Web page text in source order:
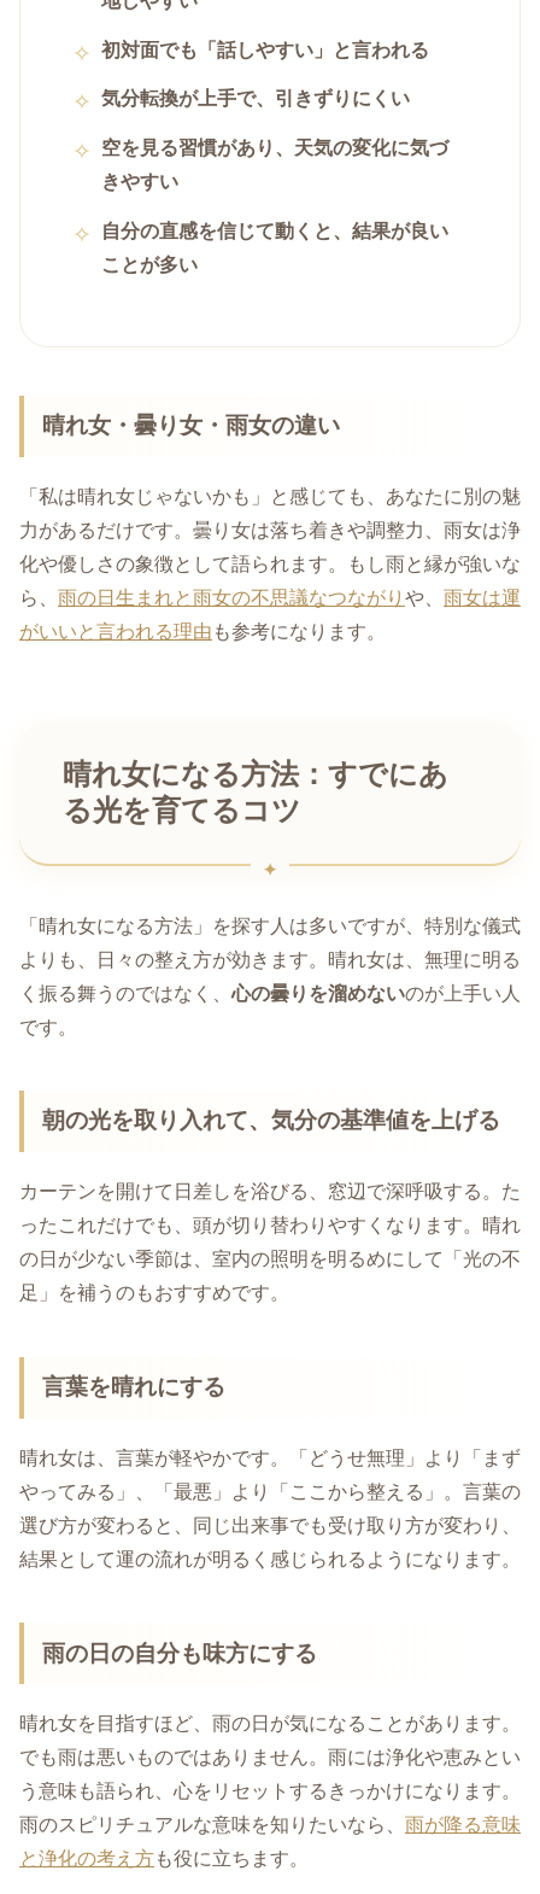
初対面でも「話しやすい」と言われる
気分転換が上手で、引きずりにくい
空を見る習慣があり、天気の変化に気づ
きやすい
自分の直感を信じて動くと、結果が良い
ことが多い
晴れ女・曇り女・雨女の違い
「私は晴れ女じゃないかも」と感じても、あなたに別の魅
力があるだけです。曇り女は落ち着きや調整力、雨女は浄
化や優しさの象徴として語られます。もし雨と縁が強いな
ら、 雨の日生まれと雨女の不思議なつながり や、 雨女は運
がいいと言われる理由 も参考になります。
晴れ女になる方法：すでにあ
る光を育てるコツ
「晴れ女になる方法」を探す人は多いですが、特別な儀式
よりも、日々の整え方が効きます。晴れ女は、無理に明る
く振る舞うのではなく、心の曇りを溜めないのが上手い人
です。
朝の光を取り入れて、気分の基準値を上げる
カーテンを開けて日差しを浴びる、窓辺で深呼吸する。た
ったこれだけでも、頭が切り替わりやすくなります。晴れ
の日が少ない季節は、室内の照明を明るめにして「光の不
足」を補うのもおすすめです。
言葉を晴れにする
晴れ女は、言葉が軽やかです。「どうせ無理」より「まず
やってみる」、「最悪」より「ここから整える」。言葉の
選び方が変わると、同じ出来事でも受け取り方が変わり、
結果として運の流れが明るく感じられるようになります。
雨の日の自分も味方にする
晴れ女を目指すほど、雨の日が気になることがあります。
でも雨は悪いものではありません。雨には浄化や恵みとい
う意味も語られ、心をリセットするきっかけになります。
雨のスピリチュアルな意味を知りたいなら、 雨が降る意味
と浄化の考え方も役に立ちます。